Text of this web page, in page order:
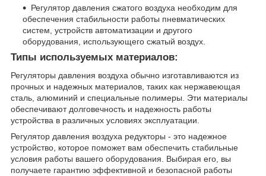
Регулятор давления сжатого воздуха необходим для
обеспечения стабильности работы пневматических
систем, устройств автоматизации и другого
оборудования, использующего сжатый воздух.
Типы используемых материалов:
Регуляторы давления воздуха обычно изготавливаются из
прочных и надежных материалов, таких как нержавеющая
сталь, алюминий и специальные полимеры. Эти материалы
обеспечивают долговечность и надежность работы
устройства в различных условиях эксплуатации.
Регулятор давления воздуха редукторы - это надежное
устройство, которое поможет вам обеспечить стабильные
условия работы вашего оборудования. Выбирая его, вы
получаете гарантию эффективной и безопасной работы